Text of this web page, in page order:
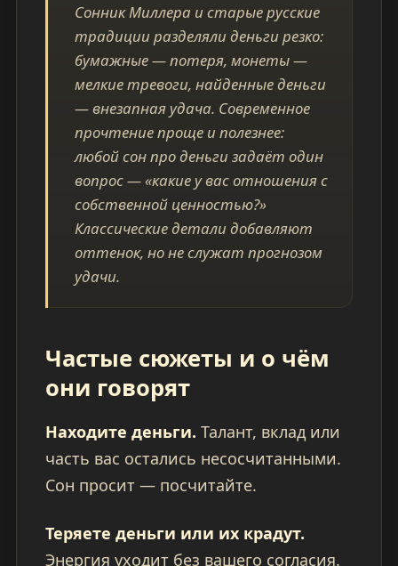
Сонник Миллера и старые русские
традиции разделяли деньги резко:
бумажные — потеря, монеты —
мелкие тревоги, найденные деньги
— внезапная удача. Современное
прочтение проще и полезнее:
любой сон про деньги задаёт один
вопрос — «какие у вас отношения с
собственной ценностью?»
Классические детали добавляют
оттенок, но не служат прогнозом
удачи.
Частые сюжеты и о чём
они говорят
Находите деньги. Талант, вклад или
часть вас остались несосчитанными.
Сон просит — посчитайте.
Теряете деньги или их крадут.
Энергия уходит без вашего согласия.